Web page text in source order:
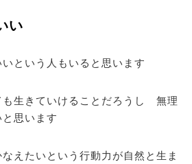
い
という人もいると思います
生きていけることだろうし 無理
思います
えたいという行動力が自然と生ま